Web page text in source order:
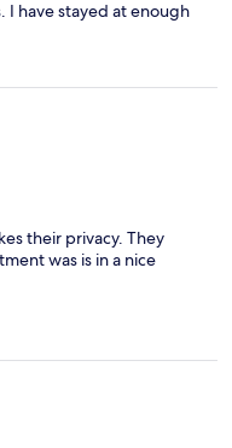
I have stayed at enough
is the better of them all.
were built as
appears to have been
apartment to any and
safe and secure
their privacy. They
was is in a nice